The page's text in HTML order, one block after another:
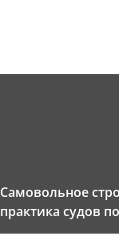
Самовольное
практика судов